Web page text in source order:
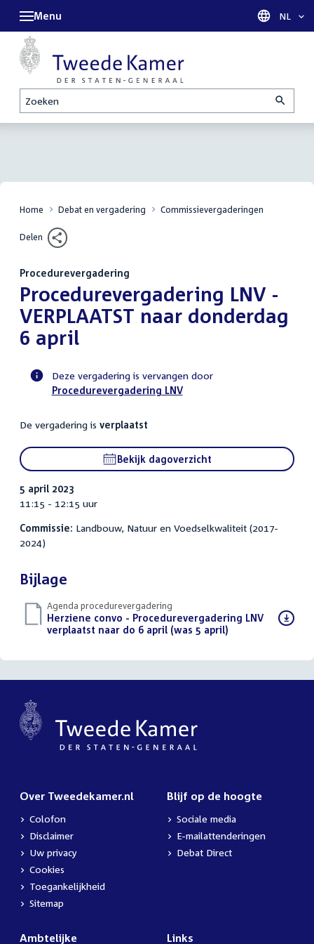
Zoeken
Menu Taal
NL
Home Debat en vergadering Commissievergaderingen
Delen
Procedurevergadering
:Procedurevergadering LNV -
VERPLAATST naar donderdag
6 april
Voortgangsstatus
activiteit
Deze vergadering is vervangen door
Procedurevergadering LNV
De vergadering is verplaatst
Bekijk dagoverzicht
5 april 2023
11:15 - 12:15 uur
Commissie: Landbouw, Natuur en Voedselkwaliteit (2017-
2024)
Bijlage
Agenda procedurevergadering
Download
bestand:
Herziene convo - Procedurevergadering LNV
verplaatst naar do 6 april (was 5 april)
Over Tweedekamer.nl
Colofon
Disclaimer
Uw privacy
Cookies
Toegankelijkheid
Sitemap
Blijf op de hoogte
Sociale media
E-mailattenderingen
Debat Direct
Ambtelijke Links